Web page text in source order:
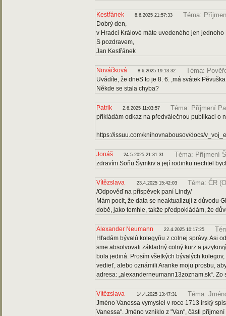
Kestřánek 8.6.2025 21:57:33 Téma:
Dobrý den,
v Hradci Králové máte uvedeného jen
S pozdravem,
Jan Kestřánek
Nováčková 8.6.2025 19:13:32 Téma:
Uvádíte, že dneS to je 8. 6. ,má svátek
Někde se stala chyba?
Patrik 2.6.2025 11:03:57 Téma: Příjmení
přikládám odkaz na předválečnou publikaci o
https://issuu.com/knihovnabousov/docs/
Jonáš 24.5.2025 21:31:31 Téma: Příjmení
zdravím Soňu Šymkiv a její rodinku nechtel
Vítězslava 23.4.2025 15:42:03 Téma: ČR
/Odpověď na příspěvek paní Lindy/
Mám pocit, že data se neaktualizují z důvodu
době, jako temhle, takže předpokládám, že
Alexander Neumann 22.4.2025 10:17:25
Hľadám bývalú kolegyňu z colnej správy. Asi
sme absolvovali základný colný kurz a
bola jediná. Prosím všetkých bývalých
vedieť, alebo oznámili Aranke moju prosbu,
adresa: „alexanderneumann13zoznam.sk“.
Vítězslava 14.4.2025 13:47:31 Téma:
Jméno Vanessa vymyslel v roce 1713 irský
Vanessa". Jméno vzniklo z "Van", části